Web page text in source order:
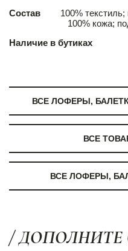
Состав
100%
100% кожа;
Наличие в бутиках
ВСЕ ЛОФЕРЫ,
ВСЕ
ВСЕ ЛОФЕРЫ,
/ ДОПОЛНИТЕ